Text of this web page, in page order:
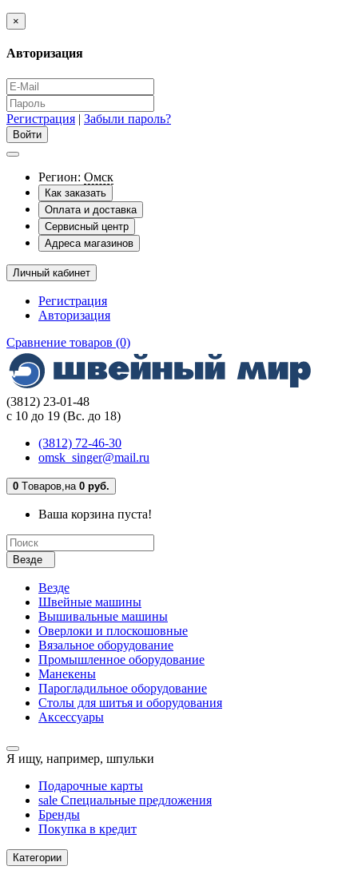
×
Авторизация
Регистрация | Забыли пароль?
Регион: Омск
Как заказать
Оплата и доставка
Сервисный центр
Адреса магазинов
Личный кабинет
Регистрация
Авторизация
Сравнение товаров (0)
(3812) 23-01-48
с 10 до 19 (Вс. до 18)
(3812) 72-46-30
omsk_singer@mail.ru
0 Tоваров,на 0 руб.
Ваша корзина пуста!
Везде
Везде
Швейные машины
Вышивальные машины
Оверлоки и плоскошовные
Вязальное оборудование
Промышленное оборудование
Манекены
Парогладильное оборудование
Столы для шитья и оборудования
Аксессуары
Я ищу, например, шпульки
Подарочные карты
sale Специальные предложения
Бренды
Покупка в кредит
Категории